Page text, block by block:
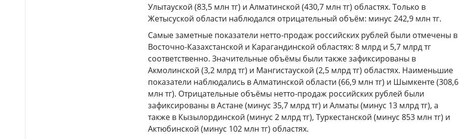
Улытауской (83,5 млн тг) и Алматинской (430,7 млн тг) областях. Только в
Жетысуской области наблюдался отрицательный объём: минус 242,9 млн тг.
Самые заметные показатели нетто-продаж российских рублей были отмечены в
Восточно-Казахстанской и Карагандинской областях: 8 млрд и 5,7 млрд тг
соответственно. Значительные объёмы были также зафиксированы в
Акмолинской (3,2 млрд тг) и Мангистауской (2,5 млрд тг) областях. Наименьшие
показатели наблюдались в Алматинской области (66,9 млн тг) и Шымкенте (308,6
млн тг). Отрицательные объёмы нетто-продаж российских рублей были
зафиксированы в Астане (минус 35,7 млрд тг) и Алматы (минус 13 млрд тг), а
также в Кызылординской (минус 2 млрд тг), Туркестанской (минус 853 млн тг) и
Актюбинской (минус 102 млн тг) областях.